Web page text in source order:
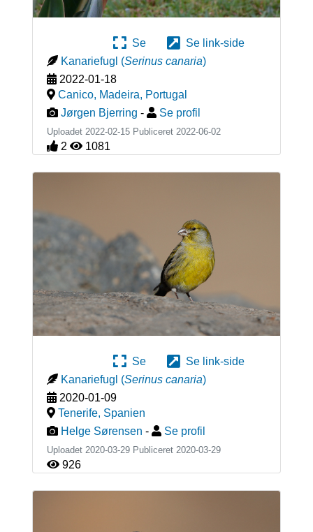
Se
Se link-side
Kanariefugl (Serinus canaria)
2022-01-18
Canico, Madeira, Portugal
Jørgen Bjerring - Se profil
Uploadet 2022-02-15 Publiceret 2022-06-02
2 1081
Se
Se link-side
Kanariefugl (Serinus canaria)
2020-01-09
Tenerife, Spanien
Helge Sørensen - Se profil
Uploadet 2020-03-29 Publiceret 2020-03-29
926